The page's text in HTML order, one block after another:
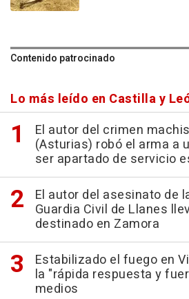
Contenido patrocinado
Lo más leído en Castilla y
El autor del crimen
(Asturias) robó el arma a
ser apartado de servicio
El autor del asesinato de
Guardia Civil de Llanes
destinado en Zamora
Estabilizado el fuego en
la "rápida respuesta y
medios